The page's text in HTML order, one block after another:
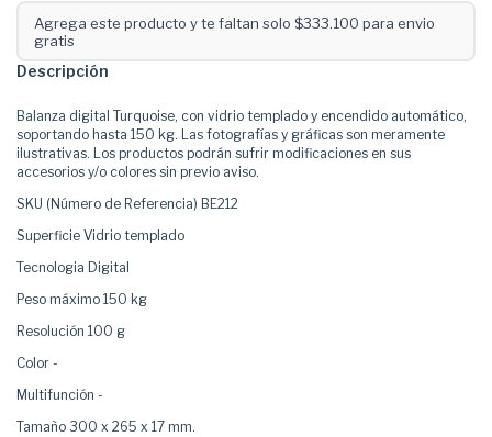
Agrega este producto y te faltan solo $333.100 para envio
gratis
Descripción
Balanza digital Turquoise, con vidrio templado y encendido automático,
soportando hasta 150 kg. Las fotografías y gráficas son meramente
ilustrativas. Los productos podrán sufrir modificaciones en sus
accesorios y/o colores sin previo aviso.
SKU (Número de Referencia) BE212
Superficie Vidrio templado
Tecnologia Digital
Peso máximo 150 kg
Resolución 100 g
Color -
Multifunción -
Tamaño 300 x 265 x 17 mm.